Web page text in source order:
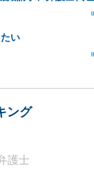
い
ング
護士